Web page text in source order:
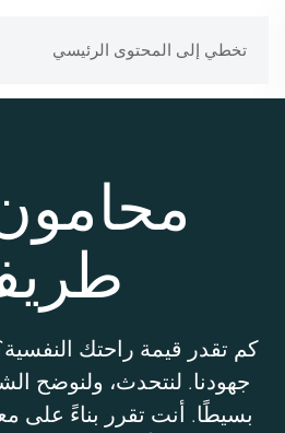
تخطي إلى المحتوى الرئيسي
كم تقدر قيمة راحتك
جهودنا. لنتحدث، ولنوضح
بسيطًا. أنت تقرر بناءً على